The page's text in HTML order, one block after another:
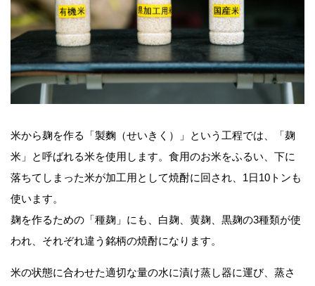
米から麹を作る「製麴（せいきく）」という工程では、「麹
米」と呼ばれる米を使用します。食用のお米をふるい、下に
落ちてしまった米が加工用として焼酎に回され、1日10トンも
使います。
麹を作るための「種麹」にも、白麹、黄麹、黒麹の3種類が使
われ、それぞれ違う銘柄の焼酎になります。
米の状態に合わせた適切な量の水に漬け蒸し器に運び、蒸さ